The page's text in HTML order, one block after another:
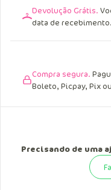
Precisando de uma